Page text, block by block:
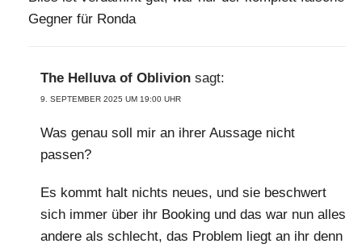
Gegner für Ronda
The Helluva of Oblivion sagt:
9. SEPTEMBER 2025 UM 19:00 UHR
Was genau soll mir an ihrer Aussage nicht
passen?
Es kommt halt nichts neues, und sie beschwert
sich immer über ihr Booking und das war nun alles
andere als schlecht, das Problem liegt an ihr denn